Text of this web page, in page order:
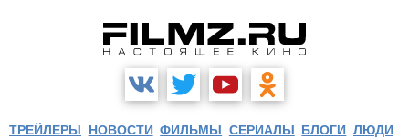
ТРЕЙЛЕРЫ НОВОСТИ ФИЛЬМЫ СЕРИАЛЫ БЛОГИ ЛЮДИ